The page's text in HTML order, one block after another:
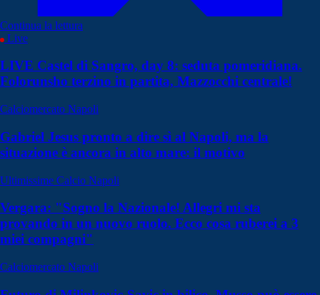
Continua la lettura
Live
LIVE Castel di Sangro, day 8: seduta pomeridiana.
Folorunsho terzino in partita, Mazzocchi centrale!
Calciomercato Napoli
Gabriel Jesus pronto a dire sì al Napoli, ma la
situazione è ancora in alto mare: il motivo
Ultimissime Calcio Napoli
Vergara: "Sogno la Nazionale! Allegri mi sta
provando in un nuovo ruolo. Ecco cosa ruberei a 3
miei compagni"
Calciomercato Napoli